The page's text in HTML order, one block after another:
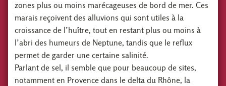
zones plus ou moins marécageuses de bord de mer. Ces
marais reçoivent des alluvions qui sont utiles à la
croissance de l’huître, tout en restant plus ou moins à
l’abri des humeurs de Neptune, tandis que le reflux
permet de garder une certaine salinité.
Parlant de sel, il semble que pour beaucoup de sites,
notamment en Provence dans le delta du Rhône, la